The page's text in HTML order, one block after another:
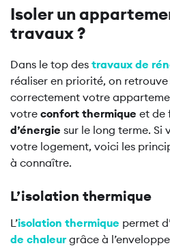
Isoler un
travaux ?
Dans le top des travaux de
réaliser en priorité, on retrouve
correctement votre
votre confort thermique et de
d’énergie sur le long terme. Si
votre logement, voici les
à connaître.
L’isolation thermique
L’isolation thermique permet
de chaleurgrâce à